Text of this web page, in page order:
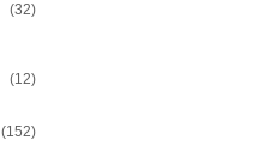
(32)
(12)
(152)